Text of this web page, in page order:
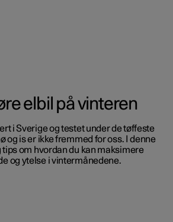
elbil på vinteren
i Sverige og testet under de tøffeste
og is er ikke fremmed for oss. I denne
tips om hvordan du kan maksimere
og ytelse i vintermånedene.